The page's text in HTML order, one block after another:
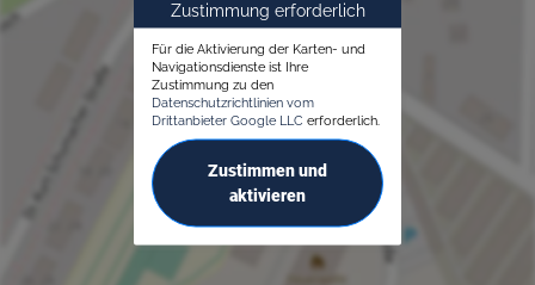
Zustimmung erforderlich
Für die Aktivierung der Karten- und
Navigationsdienste ist Ihre
Zustimmung zu den
Datenschutzrichtlinien vom
Drittanbieter Google LLC erforderlich.
Zustimmen und
aktivieren